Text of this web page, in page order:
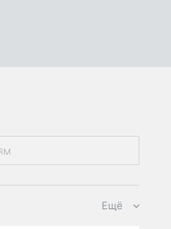
Ещё